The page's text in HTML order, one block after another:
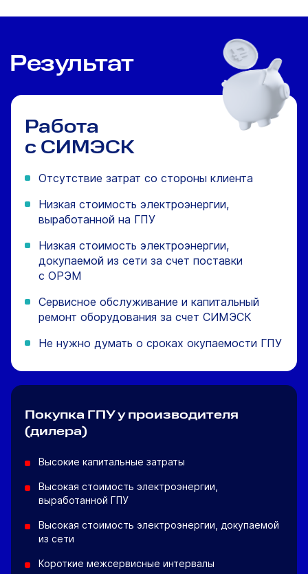
Результат
Работа
с СИМЭСК
Отсутствие затрат со стороны клиента
Низкая стоимость электроэнергии,
выработанной на ГПУ
Низкая стоимость электроэнергии,
докупаемой из сети за счет поставки
с ОРЭМ
Сервисное обслуживание и капитальный
ремонт оборудования за счет СИМЭСК
Не нужно думать о сроках окупаемости ГПУ
Покупка ГПУу производителя
(дилера)
Высокие капитальные затраты
Высокая стоимость электроэнергии,
выработанной ГПУ
Высокая стоимость электроэнергии, докупаемой
из сети
Короткие межсервисные интервалы